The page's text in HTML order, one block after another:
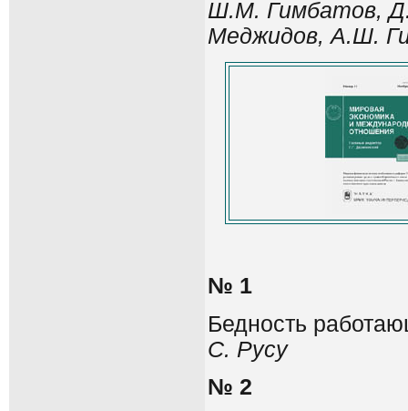
Ш.М. Гимбатов,
Меджидов, А.Ш.
№ 1
Бедность
С. Русу
№ 2